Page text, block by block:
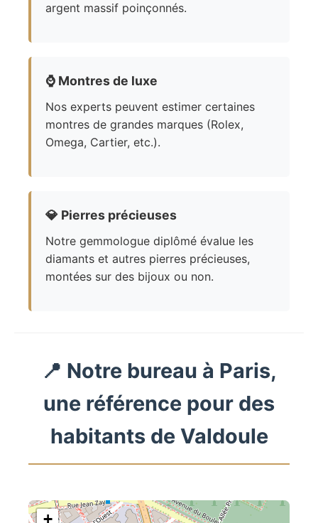
argent massif poinçonnés.
⌚ Montres de luxe
Nos experts peuvent estimer certaines
montres de grandes marques (Rolex,
Omega, Cartier, etc.).
💎 Pierres précieuses
Notre gemmologue diplômé évalue les
diamants et autres pierres précieuses,
montées sur des bijoux ou non.
📍 Notre bureau à Paris,
une référence pour des
habitants de Valdoule
+